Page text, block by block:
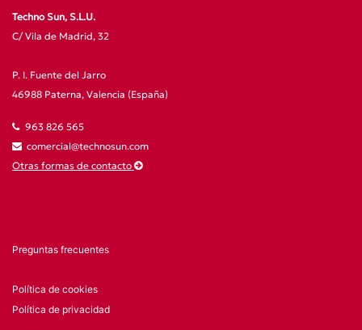
Techno Sun, S.L.U.
C/ Vila de Madrid, 32
P. I. Fuente del Jarro
46988 Paterna, Valencia (España)
963 826 565
comercial@technosun.com
Otras formas de contacto
Preguntas frecuentes
Política de cookies
Política de privacidad